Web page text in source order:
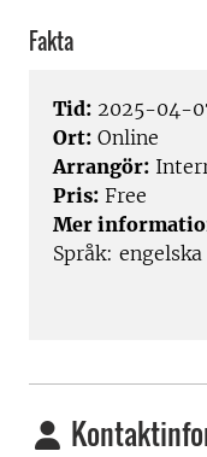
Fakta
Tid: 2025-04-
Ort: Online
Arrangör:
Pris: Free
Mer
Språk: engelska